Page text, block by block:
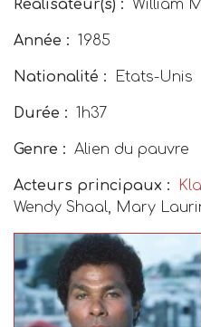
Réalisateur(s) : William
Année : 1985
Nationalité : Etats-Unis
Durée : 1h37
Genre : Alien du pauvre
Acteurs principaux :
Wendy Shaal, Mary